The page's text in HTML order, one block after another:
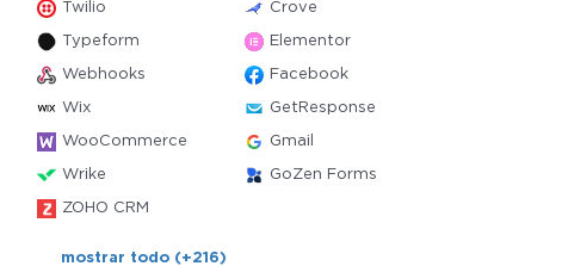
Twilio Crove
Typeform Elementor
Webhooks Facebook
Wix GetResponse
WooCommerce Gmail
Wrike GoZen Forms
ZOHO CRM
mostrar todo (+216)